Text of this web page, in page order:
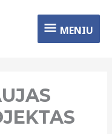
MENIU
MENIU